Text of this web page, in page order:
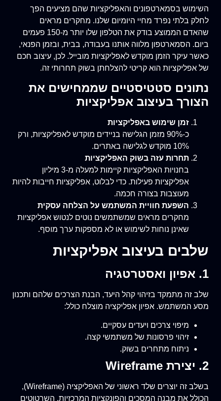
השימוש בסמארטפונים והאפליקציות שהם מציעים הפך
לחלק בלתי נפרד מחיי היומיום שלנו. מחקרים מראים
שהאדם הממוצע בודק את הטלפון שלו יותר מ-150 פעמים
ביום. הסמארטפון מלווה אותנו בעבודה, בבית, ובזמן הפנאי,
כאשר עיקר הזמן מוקדש לאפליקציות מובייל. לכן, עיצוב חכם
של אפליקציות הוא קריטי להצלחתן בשוק תחרותי זה.
נתונים סטטיסטיים שממחישים את
הצורך בעיצוב אפליקציות
זמן שימוש באפליקציות
כ-90% מזמן הגלישה בניידים מוקדש לאפליקציות, ורק
10% מוקדש לגלישה באתרים.
תחרות עזה בשוק האפליקציות
בחנויות האפליקציות קיימות למעלה מ-3 מיליון
אפליקציות פעילות. כדי לבלוט, אפליקציות חייבות להיות
מעוצבות בצורה חכמה.
השפעת חוויית המשתמש על הצלחה עסקית
מחקרים מראים שמשתמשים נוטים לנטוש אפליקציות
שאינן נוחות לשימוש או לא מספקות ערך מוסף.
שלבים בעיצוב אפליקציות
1. אפיון ואסטרטגיה
שלב זה מתמקד בזיהוי קהל היעד, הבנת הצרכים שלהם ותכנון
מסע המשתמש. אפיון אפליקציה מוצלח כולל:
מיפוי צרכים ויעדים עסקיים.
זיהוי פרסונות של משתמשי קצה.
ניתוח מתחרים בשוק.
2. יצירת Wireframe
בשלב זה יוצרים שלד ראשוני של האפליקציה (Wireframe),
הכולל את מבנה המסכים והפונקציות המרכזיות. השרטוטים